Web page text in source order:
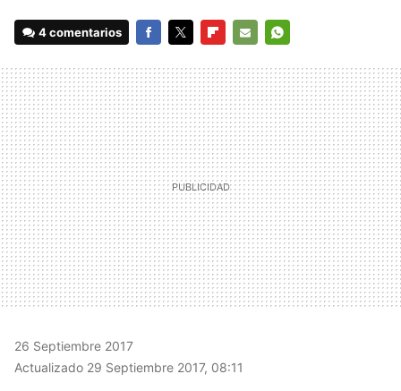
4 comentarios
MAIL
26 Septiembre 2017
Actualizado 29 Septiembre 2017, 08:11